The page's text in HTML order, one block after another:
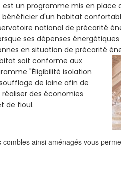
est un programme mis en
bénéficier d'un habitat
national de précarité
ses dépenses énergétiques
en situation de précarité
soit conforme aux
"Éligibilité isolation
soufflage de laine afin de
des économies
de fioul.
ainsi aménagés vous